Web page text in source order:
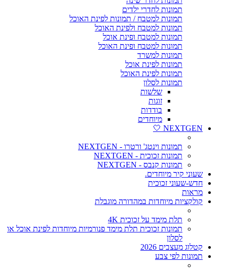
תמונות לחדרי ילדים
תמונות למטבח / תמונות לפינת האוכל
תמונות למטבח ולפינת האוכל
תמונות למטבח ופינת אוכל
תמונות למטבח ופינת האוכל
תמונות למשרד
תמונות לפינת אוכל
תמונות לפינת האוכל
תמונות לסלון
שלשות
זוגות
בודדות
מיוחדים
NEXTGEN 🤍
תמונות וינטג' ורטרו - NEXTGEN
תמונות זכוכית - NEXTGEN
תמונות קנבס - NEXTGEN
שעוני קיר מיוחדים.
חדש-שעוני זכוכית
מראות
קולקציות מיוחדות במהדורה מוגבלת
תלת מימד על זכוכית 4K
תמונות זכוכית תלת מימד פנורמיות מיוחדות לפינת אוכל או
לסלון
קטלוג מעצבים 2026
תמונות לפי צבע